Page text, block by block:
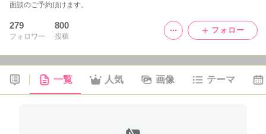
面談のご予約頂けます。
279
フォロワー
800
投稿
フォロー
一覧 人気 画像 テーマ